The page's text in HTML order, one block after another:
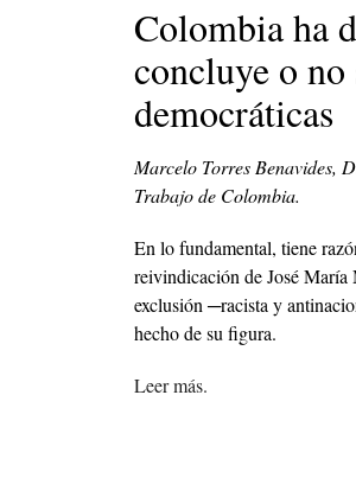
Colombia ha
concluye o no
democráticas
Marcelo Torres Benavides,
Trabajo de Colombia.
En lo fundamental, tiene
reivindicación de José
exclusión ─racista y
hecho de su figura.
Leer más.